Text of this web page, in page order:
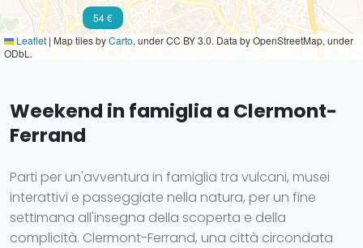
54 €
Leaflet | Map tiles byCarto, under CC BY 3.0. Data by OpenStreetMap, under
ODbL.
Weekend in famiglia a Clermont-
Ferrand
Parti per un'avventura in famiglia tra vulcani, musei
interattivi e passeggiate nella natura, per un fine
settimana all'insegna della scoperta e della
complicità. Clermont-Ferrand, una città circondata